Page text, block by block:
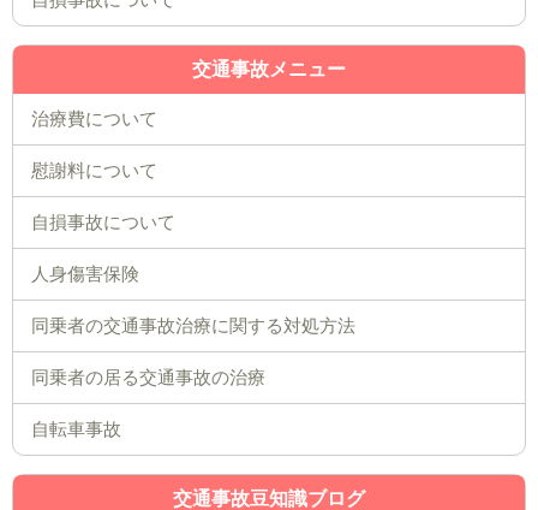
交通事故メニュー
治療費について
慰謝料について
自損事故について
人身傷害保険
同乗者の交通事故治療に関する対処方法
同乗者の居る交通事故の治療
自転車事故
交通事故豆知識ブログ